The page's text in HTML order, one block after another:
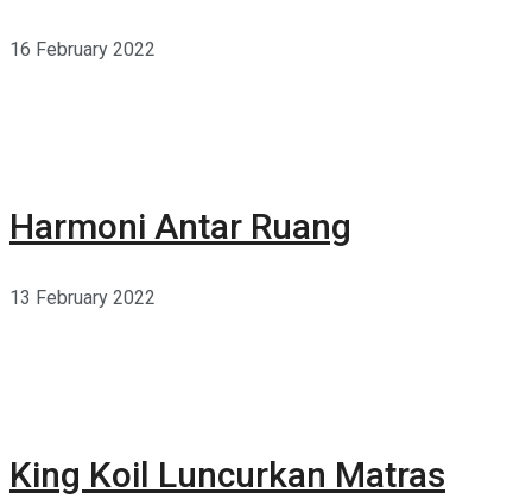
16 February 2022
Harmoni Antar Ruang
13 February 2022
King Koil Luncurkan Matras